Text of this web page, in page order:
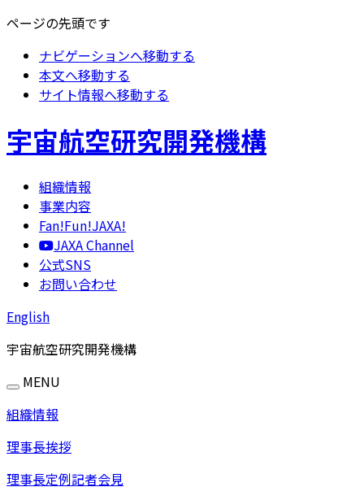
ページの先頭です
ナビゲーションへ移動する
本文へ移動する
サイト情報へ移動する
宇宙航空研究開発機構
組織情報
事業内容
Fan!Fun!JAXA!
JAXA Channel
公式SNS
お問い合わせ
English
宇宙航空研究開発機構
MENU
組織情報
理事長挨拶
理事長定例記者会見